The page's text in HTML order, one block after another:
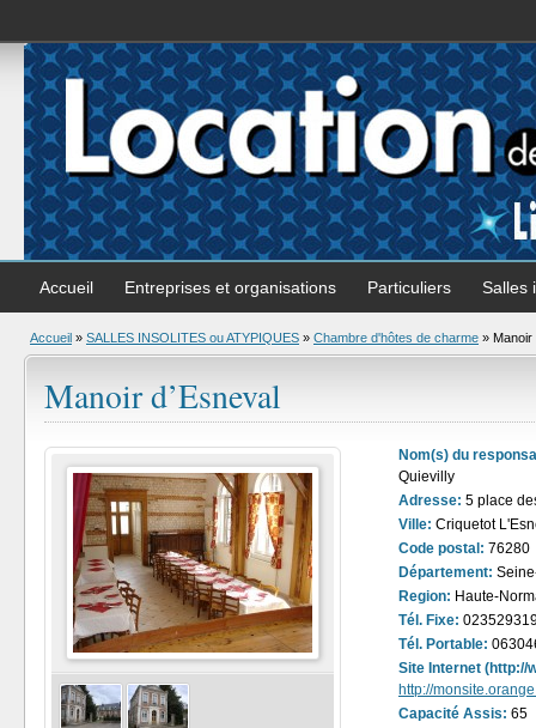
Accueil Entreprises et organisations Particuliers Salles
Accueil » SALLES INSOLITES ou ATYPIQUES » Chambre d'hôtes de charme » Manoir
Manoir d’Esneval
Nom(s) du
Quievilly
Adresse: 5 place
Ville: Criquetot
Code postal: 76280
Département:
Region: Haute-
Tél. Fixe:
Tél. Portable:
Site Internet (http://
http://
Capacité Assis: 65